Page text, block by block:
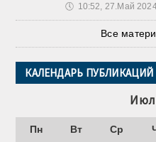
🕔 10:52, 27.Май
Все
КАЛЕНДАРЬ ПУБЛИКАЦИЙ
Пн Вт Ср